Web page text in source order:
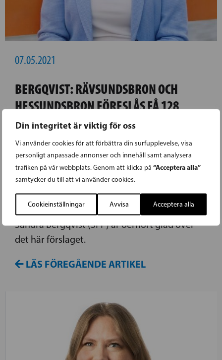
Din integritet är viktig för oss
Vi använder cookies för att förbättra din surfupplevelse, visa
personligt anpassade annonser och innehåll samt analysera
trafiken på vår webbplats. Genom att klicka på “Acceptera alla”
samtycker du till att vi använder cookies.
Cookieinställningar Avvisa Acceptera alla
07.05.2021
BERGQVIST: RÄVSUNDSBRON OCH
HESSUNDSBRON FÖRESLÅS FÅ 128
MILJONER
Finansministeriet har idag (7.5) publicerat sitt
förslag till den tredje tilläggsbudgeten 2021. I
detta förslag ingår fullmakt för 128 miljoner
euro för att förnya Rävsundsbron och
Hessundsbron i Pargas. Riksdagsledamot
Sandra Bergqvist (SFP) är oerhört glad över
det här förslaget.
LÄS FÖREGÅENDE ARTIKEL